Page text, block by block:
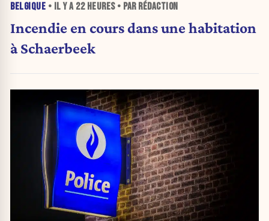
BELGIQUE • IL Y A 22 HEURES• PAR RÉDACTION
Incendie en cours dans une habitation
à Schaerbeek